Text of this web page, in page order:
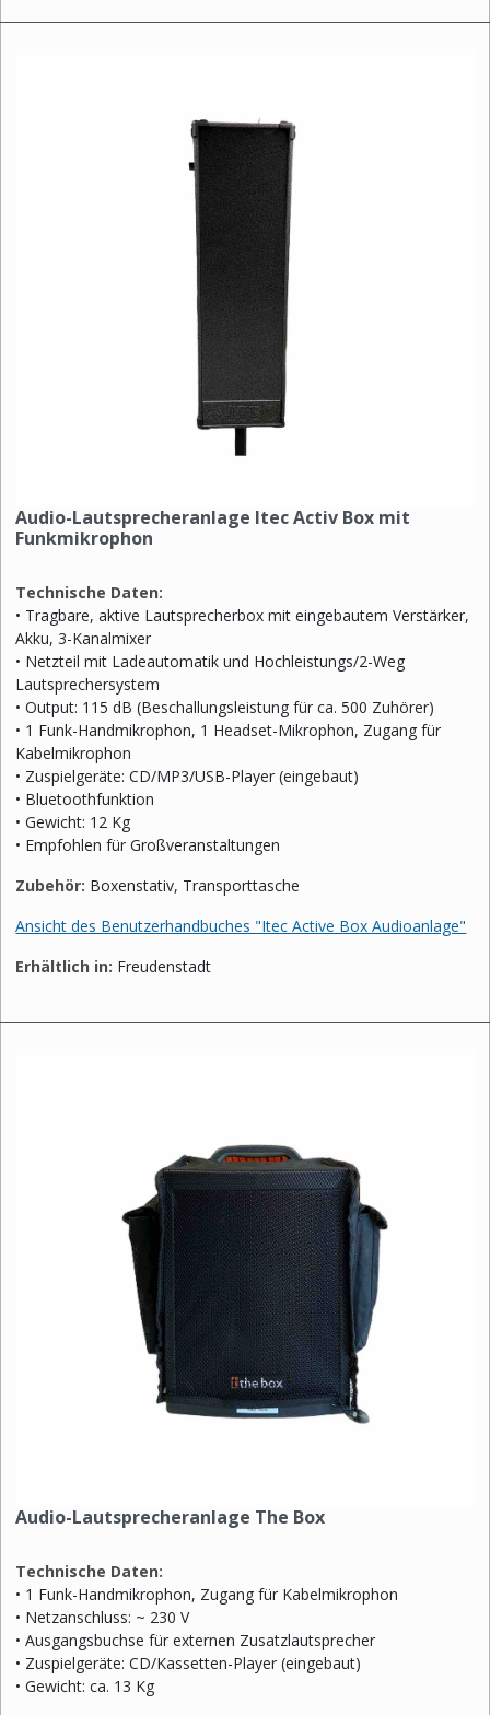
Audio-Lautsprecheranlage Itec Activ Box mit
Funkmikrophon
Technische Daten:
• Tragbare, aktive Lautsprecherbox mit eingebautem Verstärker,
Akku, 3-Kanalmixer
• Netzteil mit Ladeautomatik und Hochleistungs/2-Weg
Lautsprechersystem
• Output: 115 dB (Beschallungsleistung für ca. 500 Zuhörer)
• 1 Funk-Handmikrophon, 1 Headset-Mikrophon, Zugang für
Kabelmikrophon
• Zuspielgeräte: CD/MP3/USB-Player (eingebaut)
• Bluetoothfunktion
• Gewicht: 12 Kg
• Empfohlen für Großveranstaltungen
Zubehör: Boxenstativ, Transporttasche
Ansicht des Benutzerhandbuches "Itec Active Box Audioanlage"
Erhältlich in: Freudenstadt
Audio-Lautsprecheranlage The Box
Technische Daten:
• 1 Funk-Handmikrophon, Zugang für Kabelmikrophon
• Netzanschluss: ~ 230 V
• Ausgangsbuchse für externen Zusatzlautsprecher
• Zuspielgeräte: CD/Kassetten-Player (eingebaut)
• Gewicht: ca. 13 Kg